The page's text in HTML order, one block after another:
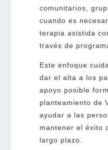
comunitarios,
cuando es
terapia asistida
través de
Este enfoque
dar el alta a los
apoyo posible
planteamiento de
ayudar a las
mantener el éxito
largo plazo.